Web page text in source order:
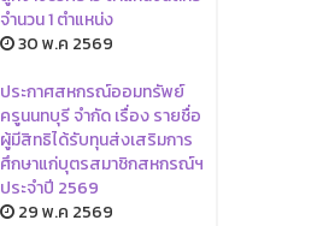
จำนวน 1 ตำแหน่ง
30 พ.ค 2569
ประกาศสหกรณ์ออมทรัพย์
ครูนนทบุรี จำกัด เรื่อง รายชื่อ
ผู้มีสิทธิได้รับทุนส่งเสริมการ
ศึกษาแก่บุตรสมาชิกสหกรณ์ฯ
ประจำปี 2569
29 พ.ค 2569